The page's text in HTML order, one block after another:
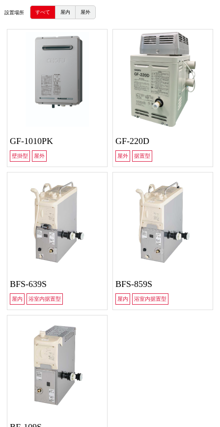
設置場所 すべて 屋内 屋外
GF-1010PK
壁掛型 屋外
GF-220D
屋外 据置型
BFS-639S
屋内 浴室内据置型
BFS-859S
屋内 浴室内据置型